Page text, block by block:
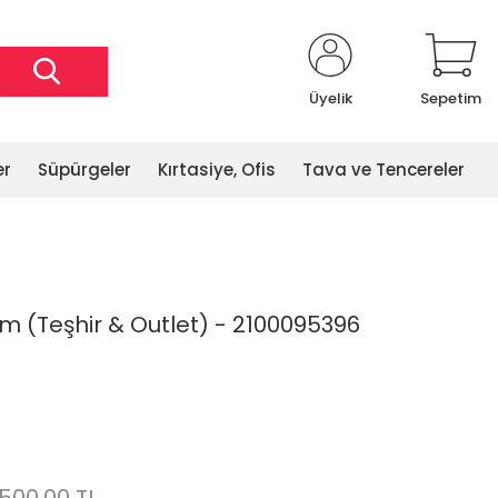
Üyelik Sepetim
Süpürgeler Kırtasiye, Ofis Tava ve Tencereler
(Teşhir & Outlet) - 2100095396